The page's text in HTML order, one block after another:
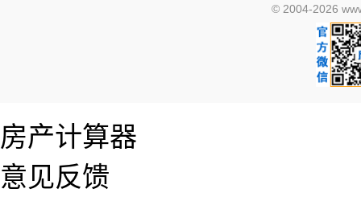
© 2004-2026
房产计算器
意见反馈